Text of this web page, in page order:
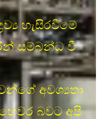
හැසිරවීමේ
සම්බන්ධ වී
අවශ්‍යතා
බවට අපි